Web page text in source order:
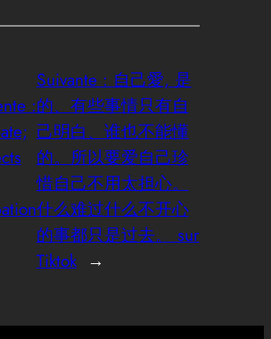
:
Suivante : 自己愛, 是
的、有些事情只有自
己明白、谁也不能懂
的。所以要爱自己珍
惜自己不用太担心。
什么难过什么不开心
的事都只是过去。 sur
Tiktok →